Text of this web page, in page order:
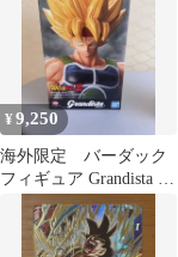
¥9,250
海外限定 バーダック
フィギュア Grandista ド
ラゴンボール